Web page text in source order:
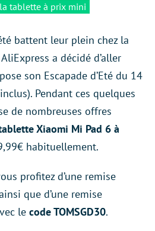
tablette à prix mini
battent leur plein chez la
a décidé d’aller
son Escapade d’Eté du 14
Pendant ces quelques
de nombreuses offres
Xiaomi Mi Pad 6 à
habituellement.
profitez d’une remise
que d’une remise
le code TOMSGD30.